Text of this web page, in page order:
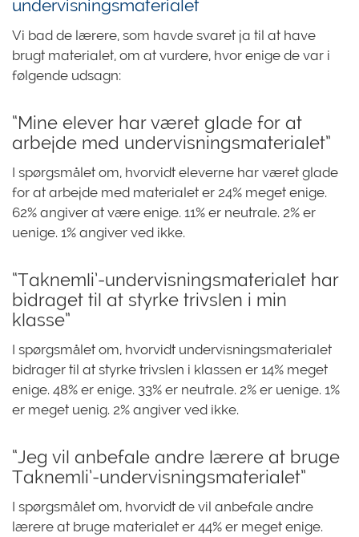
undervisningsmaterialet
Vi bad de lærere, som havde svaret ja til at have
brugt materialet, om at vurdere, hvor enige de var i
følgende udsagn:
“Mine elever har været glade for at
arbejde med undervisningsmaterialet”
I spørgsmålet om, hvorvidt eleverne har været glade
for at arbejde med materialet er 24% meget enige.
62% angiver at være enige. 11% er neutrale. 2% er
uenige. 1% angiver ved ikke.
“Taknemli’-undervisningsmaterialet har
bidraget til at styrke trivslen i min
klasse”
I spørgsmålet om, hvorvidt undervisningsmaterialet
bidrager til at styrke trivslen i klassen er 14% meget
enige. 48% er enige. 33% er neutrale. 2% er uenige. 1%
er meget uenig. 2% angiver ved ikke.
“Jeg vil anbefale andre lærere at bruge
Taknemli’-undervisningsmaterialet”
I spørgsmålet om, hvorvidt de vil anbefale andre
lærere at bruge materialet er 44% er meget enige.